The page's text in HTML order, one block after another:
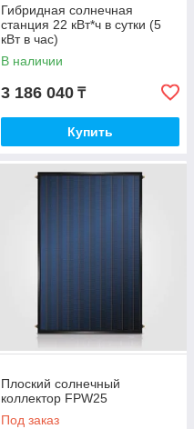
Гибридная солнечная
станция 22 кВт*ч в сутки (5
кВт в час)
В наличии
3 186 040 ₸
Купить
Плоский солнечный
коллектор FPW25
Под заказ